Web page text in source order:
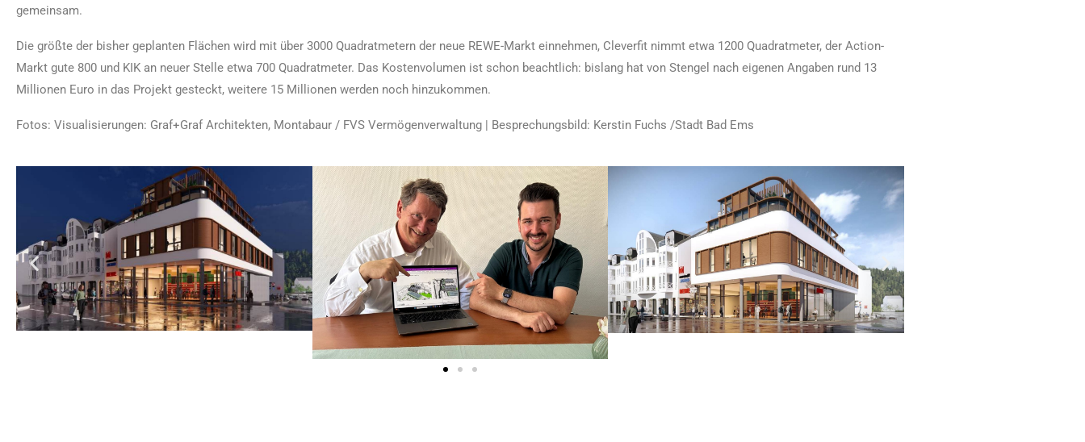
gemeinsam.
Die größte der bisher geplanten Flächen wird mit über 3000 Quadratmetern der neue REWE-Markt einnehmen, Cleverfit nimmt etwa 1200 Quadratmeter, der Action-
Markt gute 800 und KIK an neuer Stelle etwa 700 Quadratmeter. Das Kostenvolumen ist schon beachtlich: bislang hat von Stengel nach eigenen Angaben rund 13
Millionen Euro in das Projekt gesteckt, weitere 15 Millionen werden noch hinzukommen.
Fotos: Visualisierungen: Graf+Graf Architekten, Montabaur / FVS Vermögenverwaltung | Besprechungsbild: Kerstin Fuchs /Stadt Bad Ems